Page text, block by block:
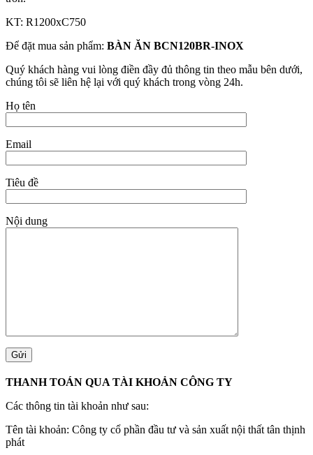
KT: R1200xC750
Để đặt mua sản phẩm: BÀN ĂN BCN120BR-INOX
Quý khách hàng vui lòng điền đầy đủ thông tin theo mẫu bên dưới,
chúng tôi sẽ liên hệ lại với quý khách trong vòng 24h.
Họ tên
Email
Tiêu đề
Nội dung
THANH TOÁN QUA TÀI KHOẢN CÔNG TY
Các thông tin tài khoản như sau:
Tên tài khoản: Công ty cổ phần đầu tư và sản xuất nội thất tân thịnh
phát